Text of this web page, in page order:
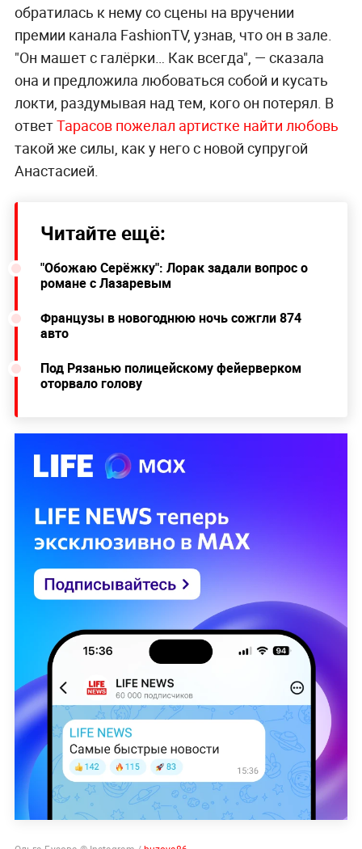
обратилась к нему со сцены на вручении
премии канала FashionTV, узнав, что он в зале.
"Он машет с галёрки… Как всегда", — сказала
она и предложила любоваться собой и кусать
локти, раздумывая над тем, кого он потерял. В
ответТарасов пожелал артистке найти любовь
такой же силы, как у него с новой супругой
Анастасией.
Читайте ещё:
"Обожаю Серёжку": Лорак задали вопрос о
романе с Лазаревым
Французы в новогоднюю ночь сожгли 874
авто
Под Рязанью полицейскому фейерверком
оторвало голову